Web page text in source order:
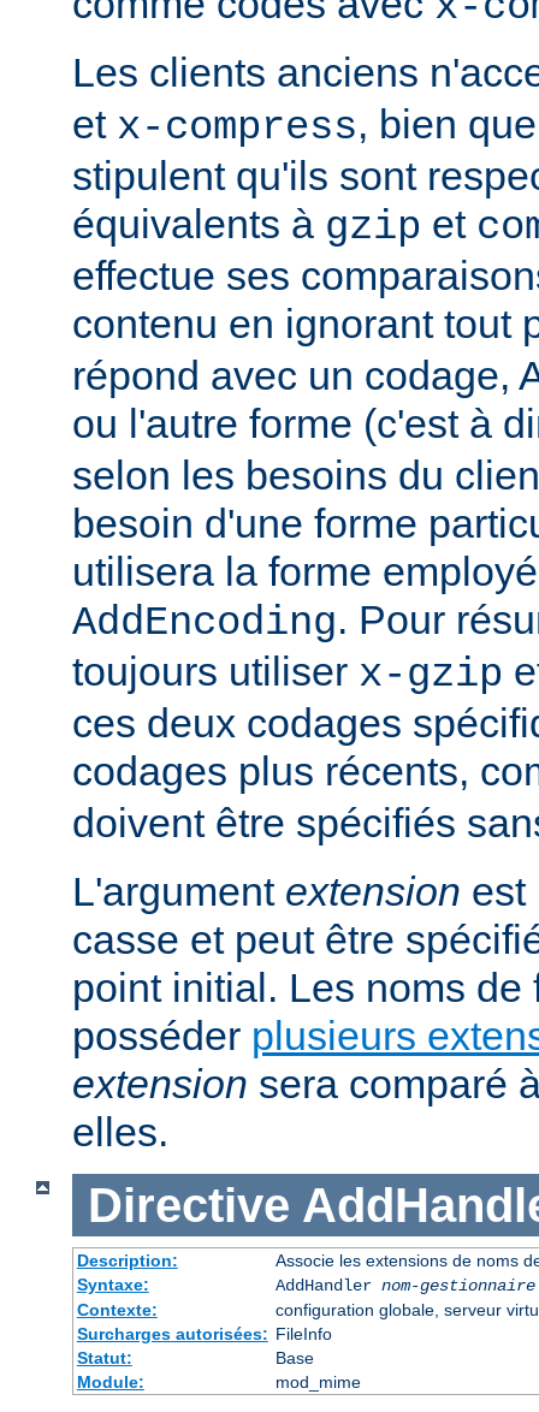
Les clients anciens
et x-compress, bien
stipulent qu'ils sont
équivalents à gzip et
effectue ses
contenu en ignorant tout
répond avec un codage,
ou l'autre forme (c'est à
selon les besoins du
besoin d'une forme
utilisera la forme
AddEncoding. Pour
toujours utiliser x-gzip
ces deux codages
codages plus récents,
doivent être spécifiés
L'argument extension est
casse et peut être
point initial. Les noms de
posséder plusieurs
extension sera comparé
elles.
Directive
Description:
Associe les extensions de noms
Syntaxe:
AddHandler nom-gestionnaire
Contexte:
configuration globale, serveur
Surcharges autorisées: FileInfo
Statut:
Base
Module:
mod_mime